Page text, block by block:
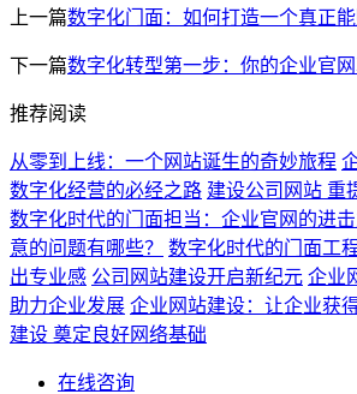
上一篇数字化门面：如何打造一个真正
下一篇数字化转型第一步：你的企业官网
推荐阅读
从零到上线：一个网站诞生的奇妙旅程
数字化经营的必经之路 建设公司网站 重
数字化时代的门面担当：企业官网的进
意的问题有哪些？
数字化时代的门面工
出专业感 公司网站建设开启新纪元 企业
助力企业发展 企业网站建设：让企业获
建设 奠定良好网络基础
在线咨询